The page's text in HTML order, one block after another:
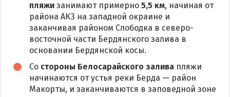
Дельфинарий
Зоопарк
Виндсерфинг
Рыбалка
ДОСТОПРИМЕЧАТЕЛЬНОСТИ
пляжи занимают примерно 5,5 км, начиная от
района АКЗ на западной окраине и
заканчивая районом Слободка в северо-
восточной части Бердянского залива в
основании Бердянской косы.
Со стороны Белосарайского залива пляжи
начинаются от устья реки Берда — район
Макорты, и заканчиваются в заповедной зоне